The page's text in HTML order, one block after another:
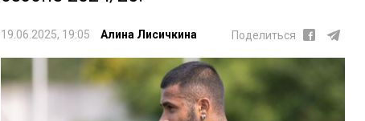
19.06.2025, 19:05 Алина Лисичкина Поделиться